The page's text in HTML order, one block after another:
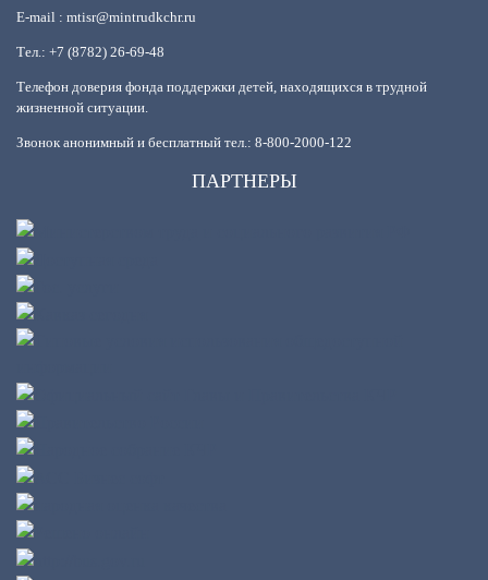
E-mail : mtisr@mintrudkchr.ru
Тел.: +7 (8782) 26-69-48
Телефон доверия фонда поддержки детей, находящихся в трудной
жизненной ситуации.
Звонок анонимный и бесплатный тел.: 8-800-2000-122
ПАРТНЕРЫ